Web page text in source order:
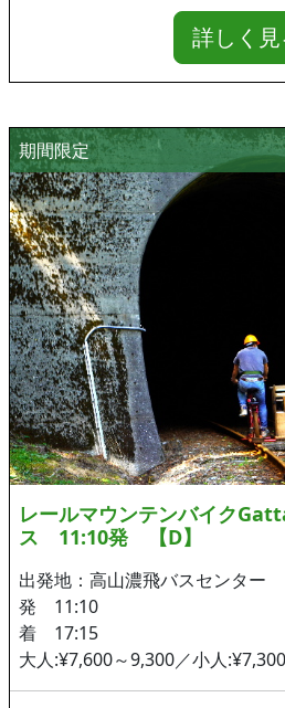
詳しく見
期間限定
レールマウンテンバイク
ス 11:10発 【D】
出発地：高山濃飛バスセンター
発 11:10
着 17:15
大人:¥7,600～9,300／小人